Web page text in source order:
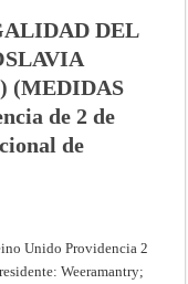
DEL
(MEDIDAS
de 2 de
de
Unido Providencia 2
Weeramantry;